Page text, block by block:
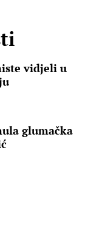
vidjeli u
glumačka